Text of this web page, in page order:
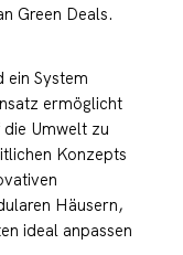
Green Deals.
ein System
ermöglicht
Umwelt zu
Konzepts
Häusern,
ideal anpassen